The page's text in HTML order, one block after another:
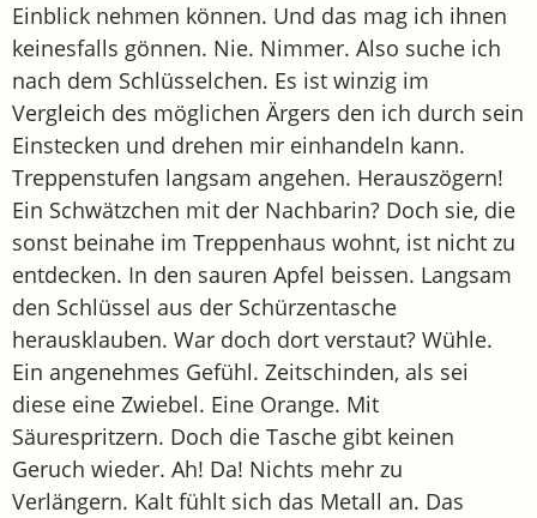
Einblick nehmen können. Und das mag ich ihnen
keinesfalls gönnen. Nie. Nimmer. Also suche ich
nach dem Schlüsselchen. Es ist winzig im
Vergleich des möglichen Ärgers den ich durch sein
Einstecken und drehen mir einhandeln kann.
Treppenstufen langsam angehen. Herauszögern!
Ein Schwätzchen mit der Nachbarin? Doch sie, die
sonst beinahe im Treppenhaus wohnt, ist nicht zu
entdecken. In den sauren Apfel beissen. Langsam
den Schlüssel aus der Schürzentasche
herausklauben. War doch dort verstaut? Wühle.
Ein angenehmes Gefühl. Zeitschinden, als sei
diese eine Zwiebel. Eine Orange. Mit
Säurespritzern. Doch die Tasche gibt keinen
Geruch wieder. Ah! Da! Nichts mehr zu
Verlängern. Kalt fühlt sich das Metall an. Das